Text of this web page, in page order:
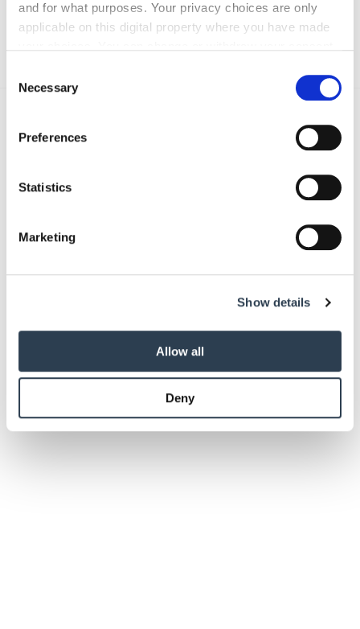
and for what purposes. Your privacy choices are only
applicable on this digital property where you have made
the Privacy trigger icon.
Collect information about your geographical location
Identify your device by actively scanning it for
Find out more about how your personal data is processed
and set your preferences in the
provide social media features and to analyse our traffic.
provided to them or that they’ve collected from your use
Weitere Informationen:Impressum Datenschutz
Selection
Necessary
Preferences
Statistics
Marketing
Show details
Allow all
Deny
Absenden